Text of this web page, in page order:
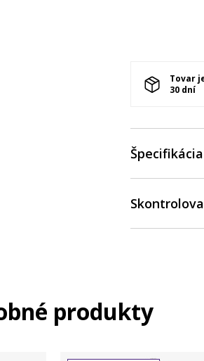
Tovar
30 dní
Špecifikácia
produkty